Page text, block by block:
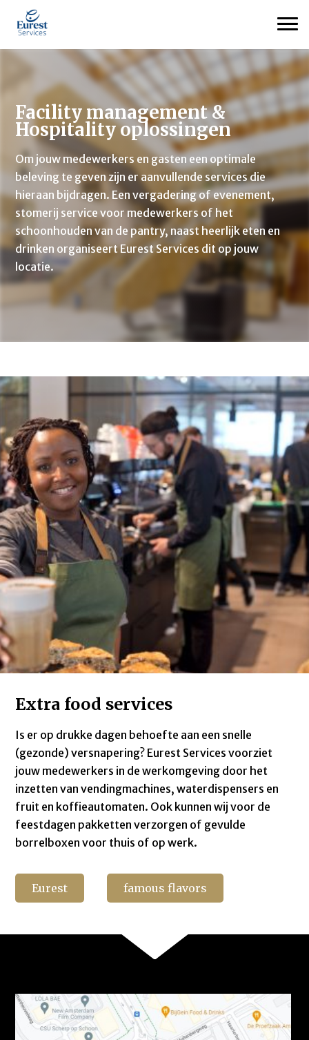
Facility management &
Hospitality oplossingen
Om jouw medewerkers en gasten een optimale
beleving te geven zijn er aanvullende servicesdie
hieraan bijdragen. Een vergadering of evenement,
stomerij service voor medewerkers of het
schoonhouden van de pantry, naast heerlijk eten en
drinken organiseert Eurest Services dit op jouw
locatie.
Extra food services
Is er op drukke dagen behoefte aan een snelle
(gezonde) versnapering? Eurest Services voorziet
jouw medewerkers in de werkomgeving door het
inzetten vanvendingmachines, waterdispensers en
fruit en koffieautomaten. Ook kunnen wij voor de
feestdagen pakketten verzorgen of gevulde
borrelboxen voor thuis of op werk.
Eurest famous flavors